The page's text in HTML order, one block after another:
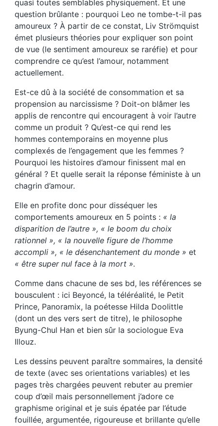
quasi toutes semblables physiquement. Et une
question brûlante : pourquoi Leo ne tombe-t-il pas
amoureux ? À partir de ce constat, Liv Strömquist
émet plusieurs théories pour expliquer son point
de vue (le sentiment amoureux se raréfie) et pour
comprendre ce qu’est l’amour, notamment
actuellement.
Est-ce dû à la société de consommation et sa
propension au narcissisme ? Doit-on blâmer les
applis de rencontre qui encouragent à voir l’autre
comme un produit ? Qu’est-ce qui rend les
hommes contemporains en moyenne plus
complexés de l’engagement que les femmes ?
Pourquoi les histoires d’amour finissent mal en
général ? Et quelle serait la réponse féministe à un
chagrin d’amour.
Elle en profite donc pour disséquer les
comportements amoureux en 5 points : « la
disparition de l’autre », « le boom du choix
rationnel », « la nouvelle figure de l’homme
accompli », « le désenchantement du monde » et
« être super nul face à la mort ».
Comme dans chacune de ses bd, les références se
bousculent : ici Beyoncé, la téléréalité, le Petit
Prince, Panoramix, la poétesse Hilda Doolittle
(dont un des vers sert de titre), le philosophe
Byung-Chul Han et bien sûr la sociologue Eva
Illouz.
Les dessins peuvent paraître sommaires, la densité
de texte (avec ses orientations variables) et les
pages très chargées peuvent rebuter au premier
coup d’œil mais personnellement j’adore ce
graphisme original et je suis épatée par l’étude
fouillée, argumentée, rigoureuse et brillante qu’elle